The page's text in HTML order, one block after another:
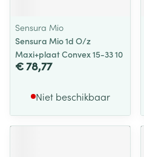
Sensura Mio
Sensura Mio 1d O/z
Maxi+plaat Convex 15-33 10
€ 78,77
Niet beschikbaar